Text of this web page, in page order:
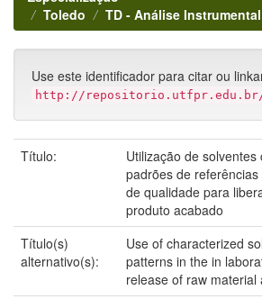
Toledo
TD - Análise Instrumental
Use este identificador para citar ou
http://repositorio.utfpr.edu.br/
Título:
Utilização de
padrões de
de qualidade para
produto acabado
Título(s)
alternativo(s):
Use of characterized
patterns in the in
release of raw